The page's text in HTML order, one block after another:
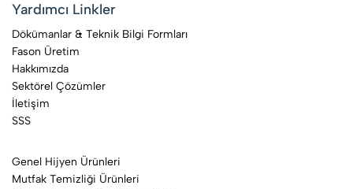
Yardımcı Linkler
Dökümanlar & Teknik Bilgi Formları
Fason Üretim
Hakkımızda
Sektörel Çözümler
İletişim
SSS
Genel Hijyen Ürünleri
Mutfak Temizliği Ürünleri